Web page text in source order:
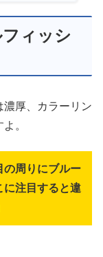
ィッシ
厚、カラーリン
。
の周りにブルー
に注目すると違